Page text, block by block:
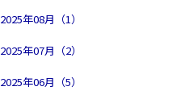
2025年08月（1）
2025年07月（2）
2025年06月（5）